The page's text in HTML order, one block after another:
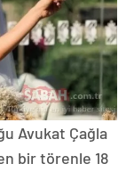
Avukat Çağla
bir törenle 18